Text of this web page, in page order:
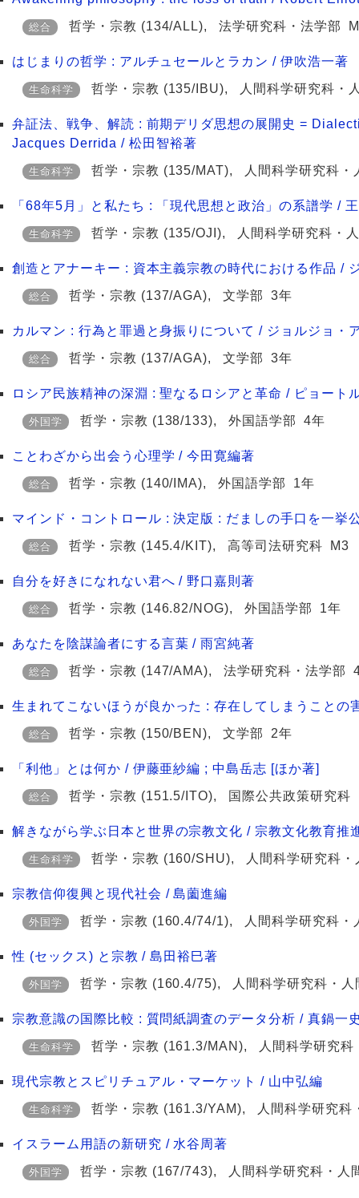
総合 哲学・宗教 (134/ALL),法学研究科・法学部
はじまりの哲学 : アルチュセールとラカン / 伊吹浩一著
生命科学 哲学・宗教 (135/IBU), 人間科学研究科・
弁証法、戦争、解読 : 前期デリダ思想の展開史 =
Jacques Derrida / 松田智裕著
生命科学 哲学・宗教 (135/MAT), 人間科学研究科・
「68年5月」と私たち : 「現代思想と政治」の系譜学 /
生命科学 哲学・宗教 (135/OJI), 人間科学研究科・
創造とアナーキー : 資本主義宗教の時代における作品 /
総合 哲学・宗教 (137/AGA),文学部 3年
カルマン : 行為と罪過と身振りについて / ジョルジョ・
総合 哲学・宗教 (137/AGA),文学部 3年
ロシア民族精神の深淵 : 聖なるロシアと革命 / ピョート
外国学 哲学・宗教 (138/133),外国語学部 4年
ことわざから出会う心理学 / 今田寛編著
総合 哲学・宗教 (140/IMA),外国語学部 1年
マインド・コントロール : 決定版 : だましの手口を一
総合 哲学・宗教 (145.4/KIT),高等司法研究科 M3
自分を好きになれない君へ / 野口嘉則著
総合 哲学・宗教 (146.82/NOG),外国語学部 1年
あなたを陰謀論者にする言葉 / 雨宮純著
総合 哲学・宗教 (147/AMA),法学研究科・法学部
生まれてこないほうが良かった : 存在してしまうこと
総合 哲学・宗教 (150/BEN),文学部 2年
「利他」とは何か / 伊藤亜紗編 ; 中島岳志 [ほか著]
総合 哲学・宗教 (151.5/ITO), 国際公共政策研究科
解きながら学ぶ日本と世界の宗教文化 / 宗教文化教育推
生命科学 哲学・宗教 (160/SHU), 人間科学研究科
宗教信仰復興と現代社会 / 島薗進編
外国学 哲学・宗教 (160.4/74/1), 人間科学研究科・
性 (セックス) と宗教 / 島田裕巳著
外国学 哲学・宗教 (160.4/75), 人間科学研究科・
宗教意識の国際比較 : 質問紙調査のデータ分析 / 真鍋一
生命科学 哲学・宗教 (161.3/MAN), 人間科学研究
現代宗教とスピリチュアル・マーケット / 山中弘編
生命科学 哲学・宗教 (161.3/YAM), 人間科学研究科
イスラーム用語の新研究 / 水谷周著
外国学 哲学・宗教 (167/743), 人間科学研究科・人